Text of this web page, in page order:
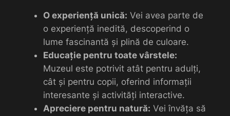
O experiență unică: Vei avea parte de
o experiență inedită, descoperind o
lume fascinantă și plină de culoare.
Educație pentru toate vârstele:
Muzeul este potrivit atât pentru adulți,
cât și pentru copii, oferind informații
interesante și activități interactive.
Apreciere pentru natură: Vei învăța să